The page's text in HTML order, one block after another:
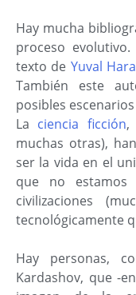
Hay mucha
proceso
texto de Yuval
También este
posibles
La ciencia ficción,
muchas otras),
ser la vida en el
que no
civilizaciones
tecnológicamente
Hay personas,
Kardashov, que -